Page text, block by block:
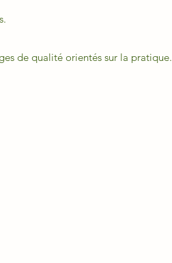
de qualité orientés sur la pratique.